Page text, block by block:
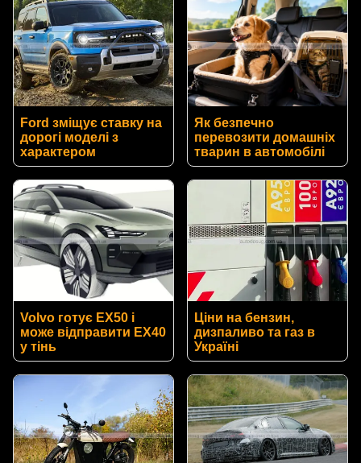
Ford зміщує ставку на
дорогі моделі з
характером
Як безпечно
перевозити домашніх
тварин в автомобілі
Volvo готує EX50 і
може відправити EX40
у тінь
Ціни на бензин,
дизпаливо та газ в
Україні